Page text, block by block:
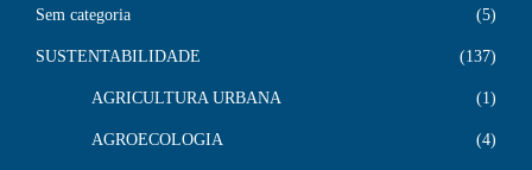
Sem categoria 5
SUSTENTABILIDADE 137
AGRICULTURA URBANA 1
AGROECOLOGIA 4